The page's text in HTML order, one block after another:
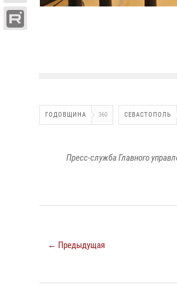
ГОДОВЩИНА 360 СЕВАСТОПОЛЬ
Пресс-служба Главного
← Предыдущая